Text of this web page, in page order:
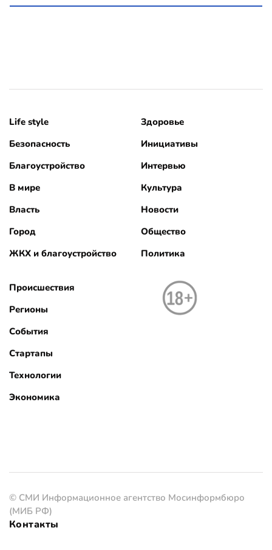
Life style
Безопасность
Благоустройство
В мире
Власть
Город
ЖКХ и благоустройство
Здоровье
Инициативы
Интервью
Культура
Новости
Общество
Политика
Происшествия
Регионы
События
Стартапы
Технологии
Экономика
© СМИ Информационное агентство Мосинформбюро
(МИБ РФ)
Контакты